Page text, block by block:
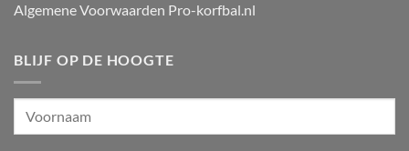
Algemene Voorwaarden Pro-korfbal.nl
BLIJF OP DE HOOGTE